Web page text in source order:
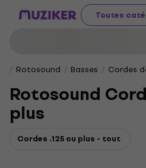
Toutes
Rotosound Basses Cordes
Rotosound
plus
Cordes .125 ou plus - tout